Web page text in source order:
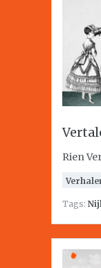
Rien
Tags: